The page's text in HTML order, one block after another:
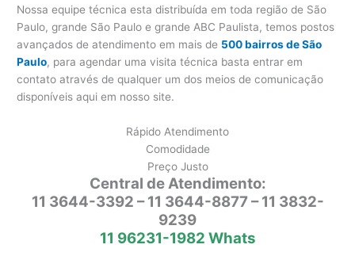
Nossa equipe técnica esta distribuída em toda região de São
Paulo, grande São Paulo e grande ABC Paulista, temos postos
avançados de atendimento em mais de 500 bairros de São
Paulo, para agendar uma visita técnica basta entrar em
contato através de qualquer um dos meios de comunicação
disponíveis aqui em nosso site.
Rápido Atendimento
Comodidade
Preço Justo
Central de Atendimento:
11 3644-3392 – 11 3644-8877 – 11 3832-
9239
11 96231-1982 Whats